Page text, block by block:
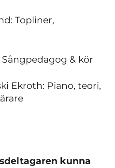
Topliner,
& kör
Ekroth: Piano, teori,
kunna